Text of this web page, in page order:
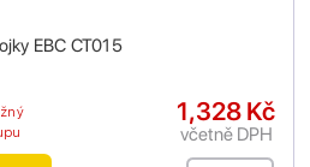
EBC CT015
1,328 Kč
včetně DPH